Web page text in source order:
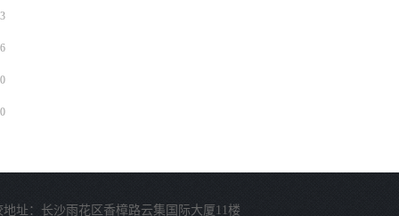
地址：长沙雨花区香樟路云集国际大厦11楼